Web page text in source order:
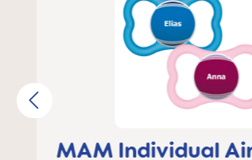
MAM Individual